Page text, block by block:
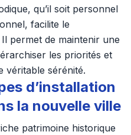
qu’il soit personnel
facilite le
permet de maintenir une
les priorités et
véritable sérénité.
d’installation
la nouvelle ville
patrimoine historique